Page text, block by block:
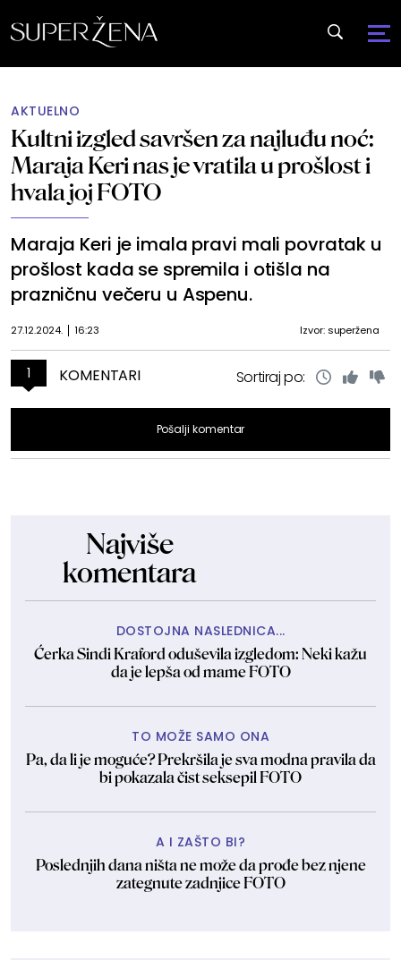
AKTUELNO
Kultni izgled savršen za najluđu noć:
Maraja Keri nas je vratila u prošlost i
hvala joj FOTO
Maraja Keri je imala pravi mali povratak u
prošlost kada se spremila i otišla na
prazničnu večeru u Aspenu.
27.12.2024. 16:23 Izvor: superžena
1 KOMENTARI Sortiraj po:
Pošalji komentar
Najviše
komentara
DOSTOJNA NASLEDNICA...
Ćerka Sindi Kraford oduševila izgledom: Neki kažu
da je lepša od mame FOTO
TO MOŽE SAMO ONA
Pa, da li je moguće? Prekršila je sva modna pravila da
bi pokazala čist seksepil FOTO
A I ZAŠTO BI?
Poslednjih dana ništa ne može da prođe bez njene
zategnute zadnjice FOTO